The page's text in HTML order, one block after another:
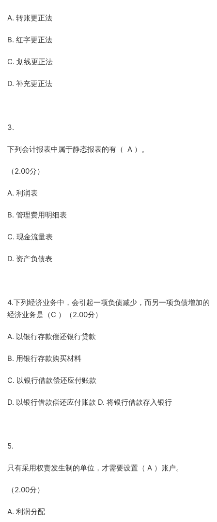
A. 转账更正法
B. 红字更正法
C. 划线更正法
D. 补充更正法
3.
下列会计报表中属于静态报表的有（ A ）。
（2.00分）
A. 利润表
B. 管理费用明细表
C. 现金流量表
D. 资产负债表
4.下列经济业务中，会引起一项负债减少，而另一项负债增加的
经济业务是（C ）（2.00分）
A. 以银行存款偿还银行贷款
B. 用银行存款购买材料
C. 以银行借款偿还应付账款
D. 以银行借款偿还应付账款 D. 将银行借款存入银行
5.
只有采用权责发生制的单位，才需要设置（ A ）账户。
（2.00分）
A. 利润分配